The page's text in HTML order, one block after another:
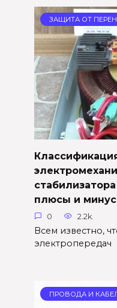
ЗАЩИТА ОТ
плюсы и
0 2.2k.
Всем известно,
электропередач
ПРОВОДА И